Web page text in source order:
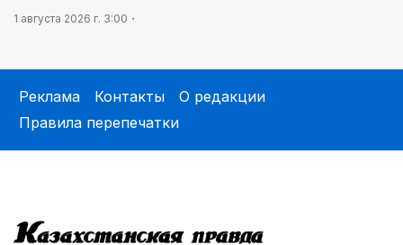
1 августа 2026 г. 3:00
Реклама Контакты
О редакции
Правила перепечатки